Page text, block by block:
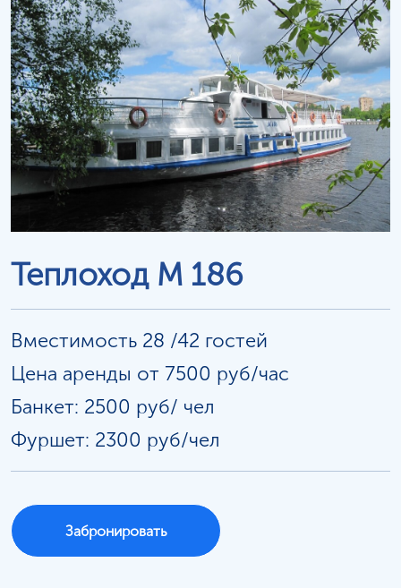
Теплоход М 186
Вместимость 28 /42 гостей
Цена аренды от 7500 руб/час
Банкет: 2500 руб/ чел
Фуршет: 2300 руб/чел
Забронировать